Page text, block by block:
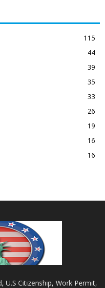
115
44
39
35
33
26
19
16
16
U.S Citizenship, Work Permit,